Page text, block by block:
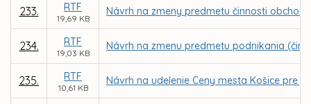
233. RTF
19,69 KB
Návrh na zmeny predmetu činnosti
234. RTF
19,03 KB
Návrh na zmenu predmetu podnikania
235. RTF
10,61 KB
Návrh na udelenie Ceny mesta Košice pre